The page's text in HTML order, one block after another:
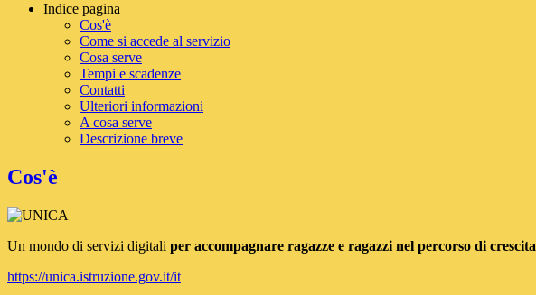
Indice pagina
Cos'è
Come si accede al servizio
Cosa serve
Tempi e scadenze
Contatti
Ulteriori informazioni
A cosa serve
Descrizione breve
Cos'è
Un mondo di servizi digitali per accompagnare ragazze e ragazzi nel percorso di crescita
https://unica.istruzione.gov.it/it